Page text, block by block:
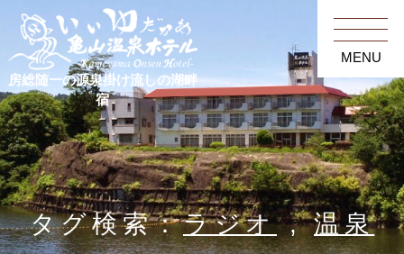
房総随一の源泉掛け流しの湖畔
宿
MENU
タグ検索：ラジオ,温泉